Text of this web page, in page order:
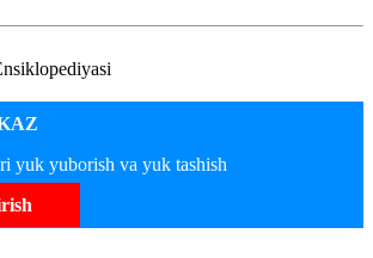
yuk yuborish va yuk tashish